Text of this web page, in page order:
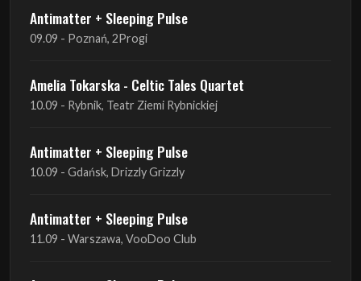
Antimatter + Sleeping Pulse
09.09 - Poznań, 2Progi
Amelia Tokarska - Celtic Tales Quartet
10.09 - Rybnik, Teatr Ziemi Rybnickiej
Antimatter + Sleeping Pulse
10.09 - Gdańsk, Drizzly Grizzly
Antimatter + Sleeping Pulse
11.09 - Warszawa, VooDoo Club